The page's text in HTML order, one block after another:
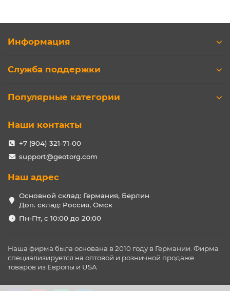
Информация
Служба поддержки
Популярные категории
Наши контакты
+7 (904) 321-71-00
support@geotorg.com
Наш адрес
Основной склад: Германия, Берлин
Доп. склад: Россия, Омск
Пн-Пт, с 10:00 до 20:00
Наша фирма была основана в 2010 году в Германии. Фирма
специализируется на оптовой и розничной продаже
товаров из Европы и USA